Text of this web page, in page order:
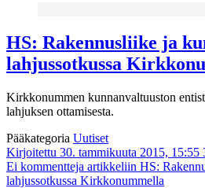
HS: Rakennusliike ja
lahjussotkussa
Kirkkonummen kunnanvaltuuston
lahjuksen ottamisesta.
Pääkategoria Uutiset
Kirjoitettu 30. tammikuuta 2015, 15:55
Ei kommentteja artikkeliin HS:
lahjussotkussa Kirkkonummella